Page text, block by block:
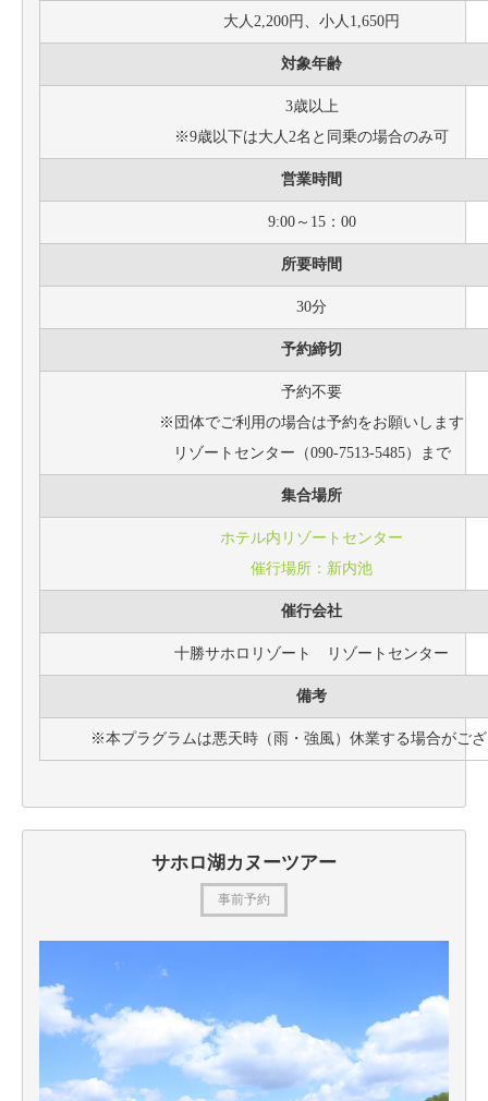
大人2,200円、小人1,650円
対象年齢
3歳以上
※9歳以下は大人2名と同乗の場合のみ可
営業時間
9:00～15：00
所要時間
30分
予約締切
予約不要
※団体でご利用の場合は予約をお願いします
リゾートセンター（090-7513-5485）まで
集合場所
ホテル内リゾートセンター
催行場所：新内池
催行会社
十勝サホロリゾート リゾートセンター
備考
※本プラグラムは悪天時（雨・強風）休業する場合がご
サホロ湖カヌーツアー
事前予約